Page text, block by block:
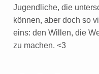
Jugendliche, die
können, aber doch so
eins: den Willen, die
zu machen. <3